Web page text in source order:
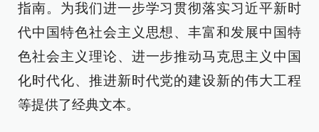
指南。为我们进一步学习贯彻落实习近平新时
代中国特色社会主义思想、丰富和发展中国特
色社会主义理论、进一步推动马克思主义中国
化时代化、推进新时代党的建设新的伟大工程
等提供了经典文本。